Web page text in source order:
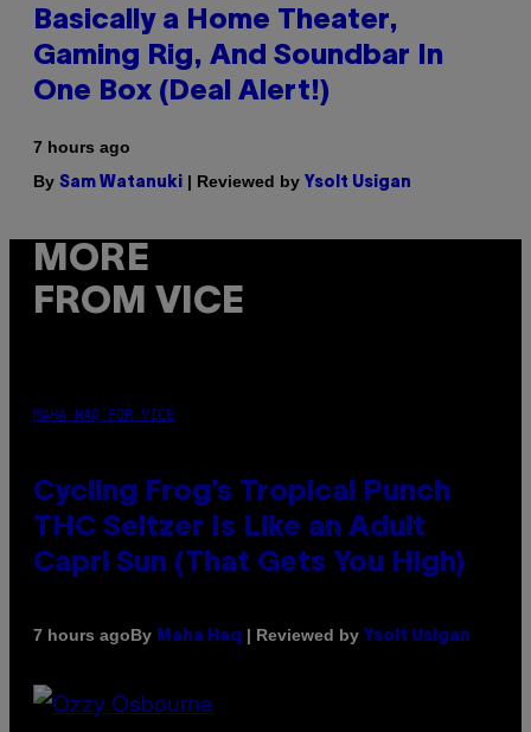
Basically a Home Theater,
Gaming Rig, And Soundbar In
One Box (Deal Alert!)
7 hours ago
By Sam Watanuki | Reviewed by Ysolt Usigan
MORE
FROM VICE
MAHA HAQ FOR VICE
Cycling Frog’s Tropical Punch
THC Seltzer Is Like an Adult
Capri Sun (That Gets You High)
7 hours agoBy Maha Haq | Reviewed by Ysolt Usigan